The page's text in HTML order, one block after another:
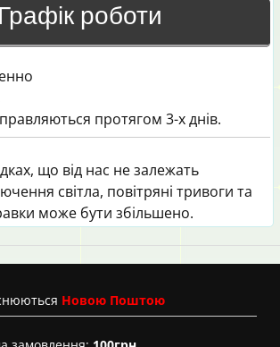
Графік роботи
протягом 3-х днів.
що від нас не залежать
світла, повітряні тривоги та
може бути збільшено.
Новою Поштою